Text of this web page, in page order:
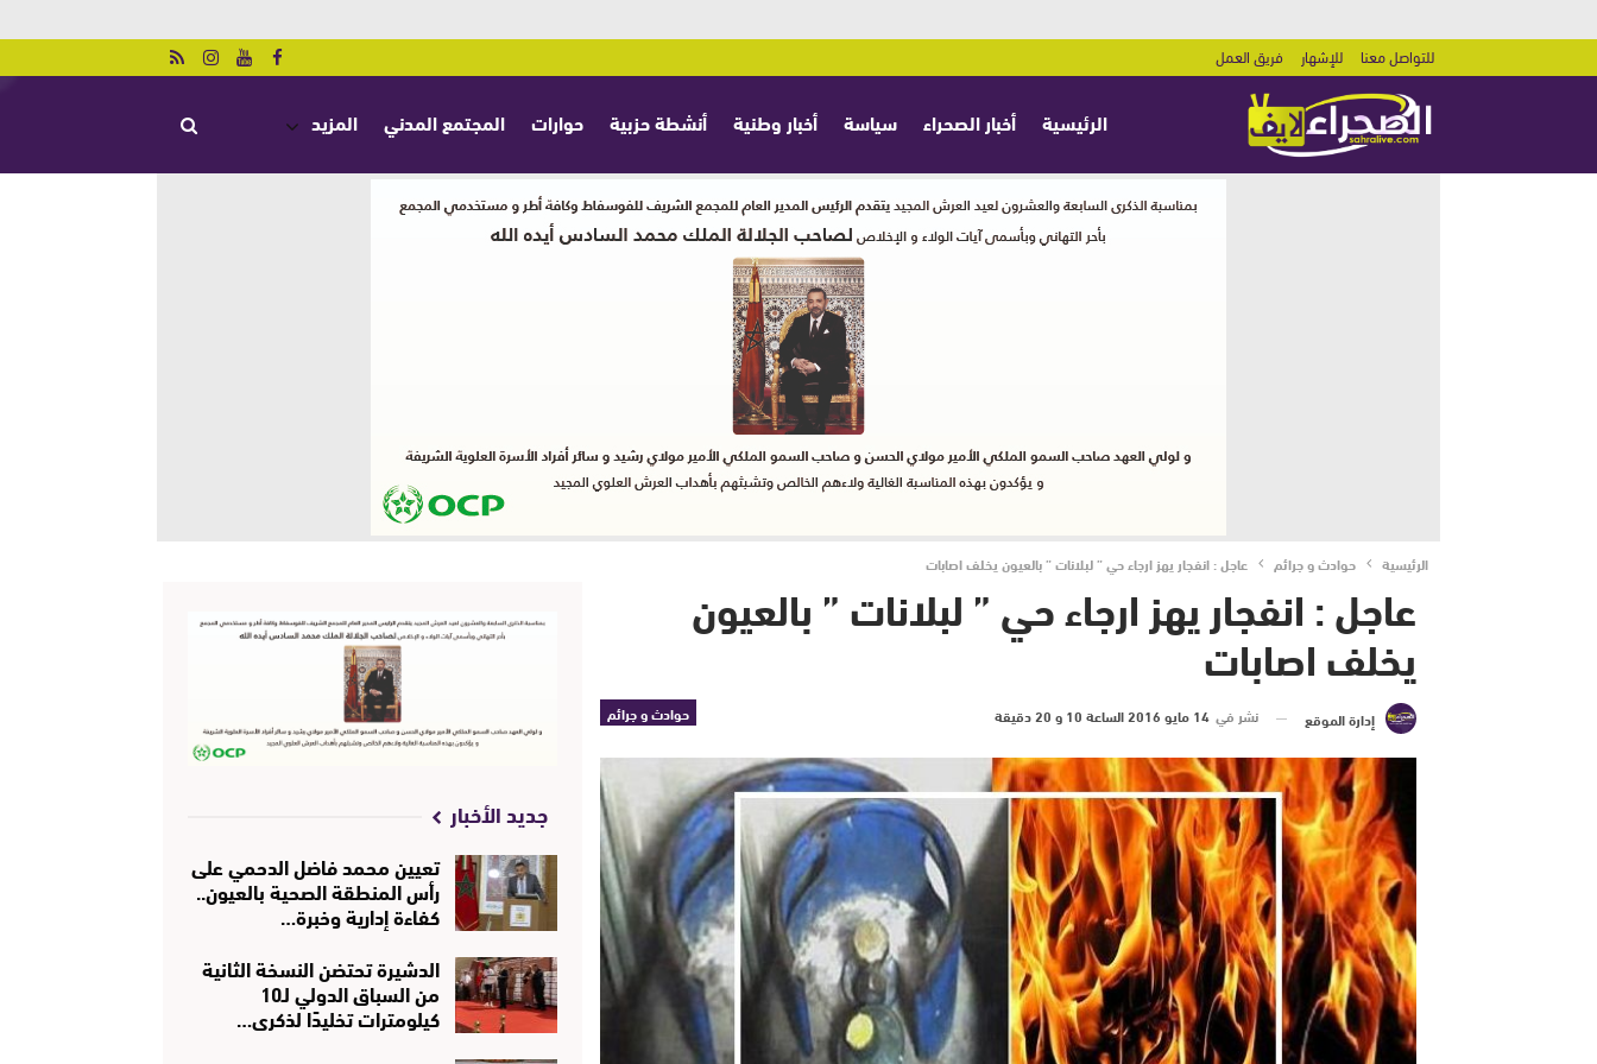
للتواصل معنا للإشهار فريق العمل
الرئيسية أخبار الصحراء سياسة أخبار وطنية أنشطة حزبية حوارات المجتمع المدني المزيد
الرئيسية حوادث و جرائم عاجل : انفجار يهز ارجاء حي ” لبلانات ” بالعيون يخلف اصابات
عاجل : انفجار يهز ارجاء حي ” لبلانات ” بالعيون
يخلف اصابات
حوادث و جرائم إدارة الموقع نشر في 14 مايو 2016 الساعة 10 و 20 دقيقة
جديد الأخبار
تعيين محمد فاضل الدحمي على
رأس المنطقة الصحية بالعيون..
كفاءة إدارية وخبرة…
الدشيرة تحتضن النسخة الثانية
من السباق الدولي لـ10
كيلومترات تخليدًا لذكرى…